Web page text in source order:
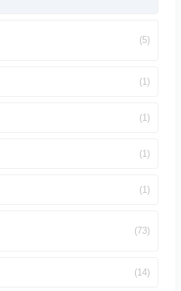
(5)
(1)
(1)
(1)
(1)
(73)
(14)